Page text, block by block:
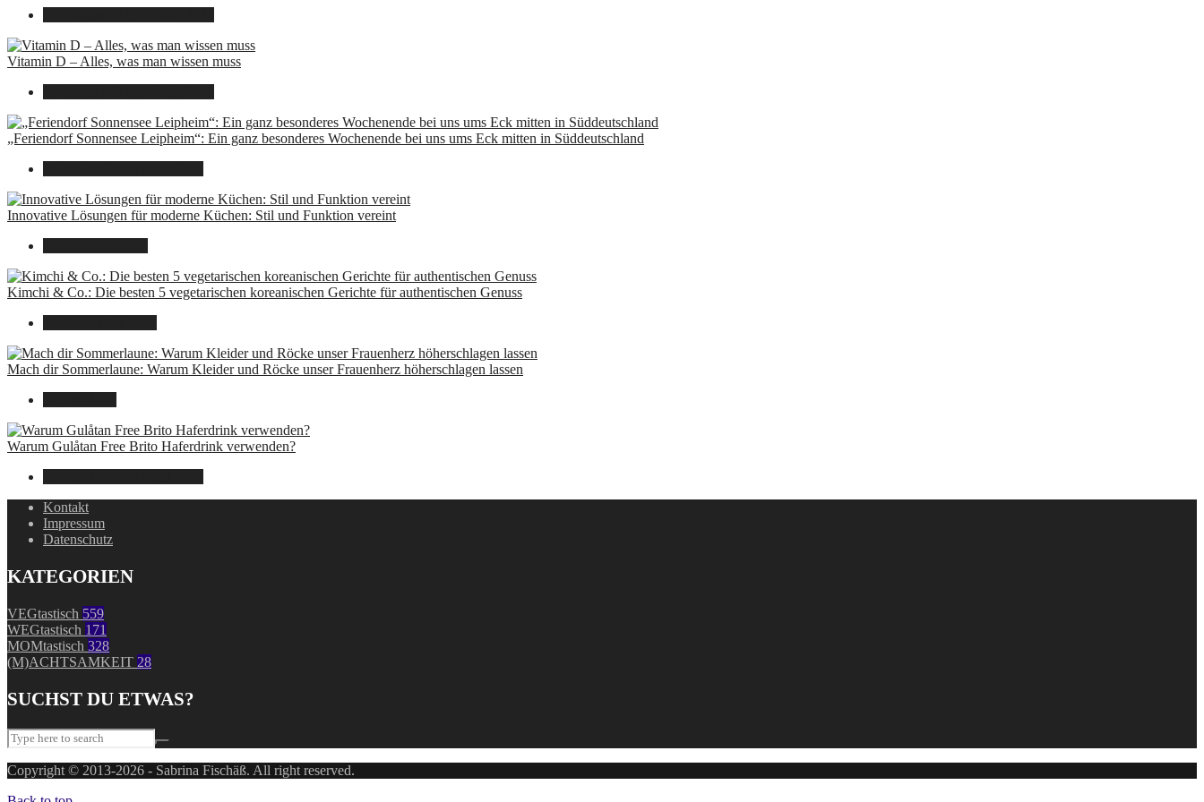
Vitamin D – Alles, was man wissen muss
„Feriendorf Sonnensee Leipheim“: Ein ganz besonderes Wochenende bei uns ums Eck mitten in Süddeutschland
Innovative Lösungen für moderne Küchen: Stil und Funktion vereint
Kimchi & Co.: Die besten 5 vegetarischen koreanischen Gerichte für authentischen Genuss
Mach dir Sommerlaune: Warum Kleider und Röcke unser Frauenherz höherschlagen lassen
Warum Gulåtan Free Brito Haferdrink verwenden?
Kontakt
Impressum
Datenschutz
KATEGORIEN
VEGtastisch 559
WEGtastisch 171
MOMtastisch 328
(M)ACHTSAMKEIT 28
SUCHST DU ETWAS?
Copyright © 2013-2026 - Sabrina Fischäß. All right reserved.